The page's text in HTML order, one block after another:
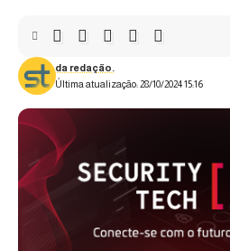
Última atualização: 28/10/2024 15:16
da redação.